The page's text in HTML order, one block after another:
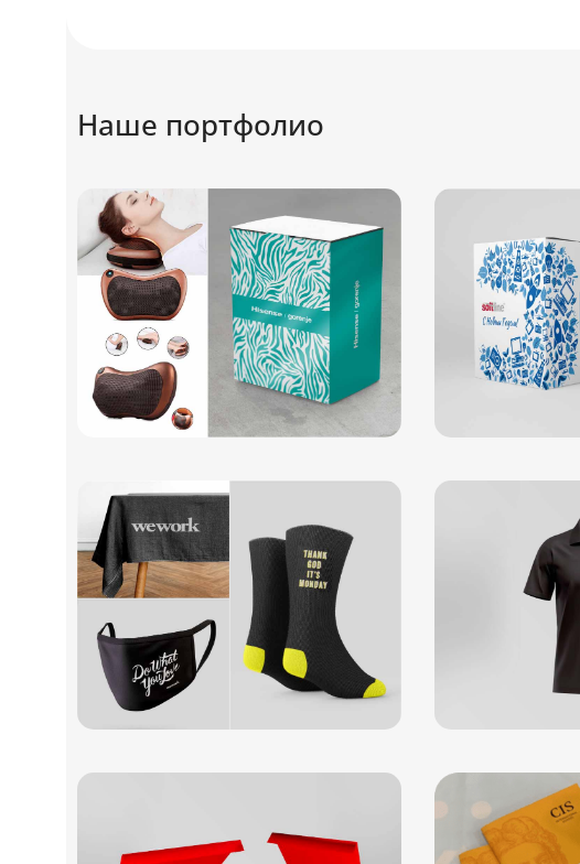
Наше портфолио